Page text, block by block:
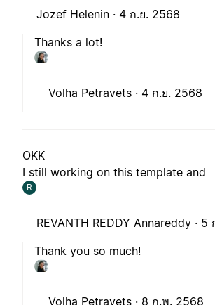
Jozef Helenin · 4 ก.ย. 2568
Thanks a lot!
Volha Petravets · 4 ก.ย. 2568
OKK
I still working on this template and
R
REVANTH REDDY Annareddy · 5
Thank you so much!
Volha Petravets · 8 ก.พ. 2568